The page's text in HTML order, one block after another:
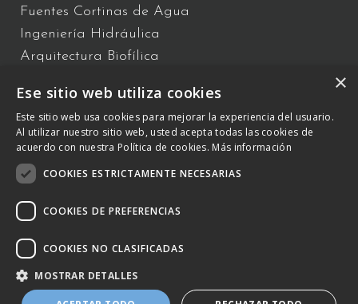
Fuentes Cortinas de Agua
Ingeniería Hidráulica
Arquitectura Biofílica
Fuentes Flotantes
Fuentes Interactivas
C/ Vallès 2 – Polígono Industrial Almeda 08940 Cornellà de
Llobregat, Barcelona –
otbwaterdesign.com – Todos los derechos reservados.
POLÍTICA DE COOKIES
×
Ese sitio web utiliza cookies
Este sitio web usa cookies para mejorar la experiencia del usuario.
Al utilizar nuestro sitio web, usted acepta todas las cookies de
acuerdo con nuestra Política de cookies. Más información
COOKIES ESTRICTAMENTE NECESARIAS
COOKIES DE PREFERENCIAS
COOKIES NO CLASIFICADAS
MOSTRAR DETALLES